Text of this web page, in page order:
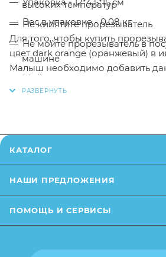
высоких температур
Не кипятите прорезыватель
Не мойте прорезыватель в
машине
Мойте после каждого
Вес в упаковке - 0.08 кг
Для того, чтобы купить
цвет dark orange (оранжевый) в
Малыш необходимо добавить
от описания и изображения,
изменения в дизайне или
товара), при этом основные
КАТАЛОГ
НАШИ ПРЕДЛОЖЕНИЯ
ПОМОЩЬ И СЕРВИСЫ